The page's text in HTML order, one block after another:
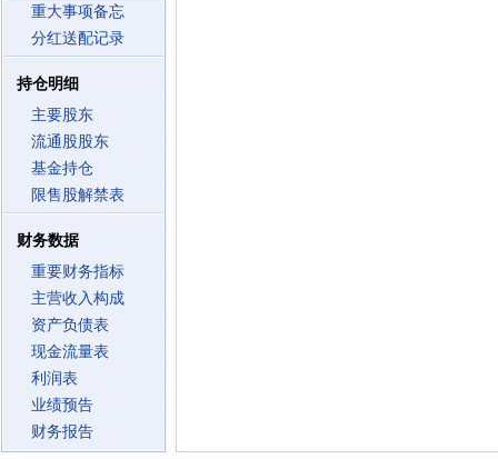
重大事项备忘
分红送配记录
持仓明细
主要股东
流通股股东
基金持仓
限售股解禁表
财务数据
重要财务指标
主营收入构成
资产负债表
现金流量表
利润表
业绩预告
财务报告